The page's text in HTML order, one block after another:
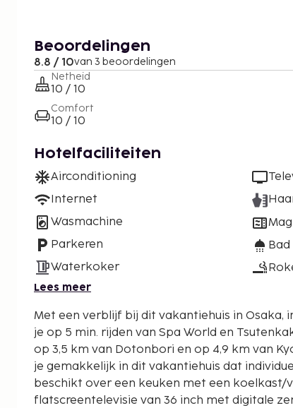
Beoordelingen
8.8 / 10van 3 beoordelingen
Netheid
10 / 10
Comfort
10 / 10
Hotelfaciliteiten
Airconditioning
Internet
Wasmachine
Parkeren
Waterkoker
Lees meer
Met een verblijf bij dit vakantiehuis in Osaka,
je op 5 min. rijden van Spa World en Tsutenkaku Tower. Dit
op 3,5 km van Dotonbori en op 4,9 km van
je gemakkelijk in dit vakantiehuis dat
beschikt over een keuken met een koelkast/
flatscreentelevisie van 36 inch met digitale